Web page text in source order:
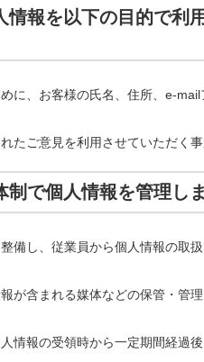
報を以下の目的で利
に、お客様の氏名、住所、e-
たご意見を利用させていただく事
で個人情報を管理しま
備し、従業員から個人情報の取
が含まれる媒体などの保管・管
情報の受領時から一定期間経過